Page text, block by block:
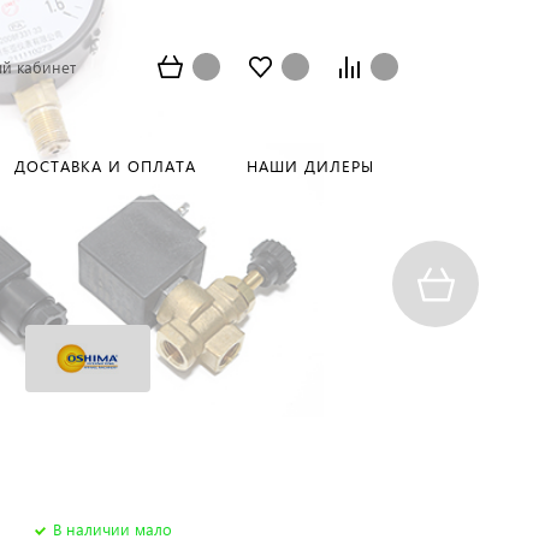
кабинет
ДОСТАВКА И ОПЛАТА НАШИ ДИЛЕРЫ
В наличии мало